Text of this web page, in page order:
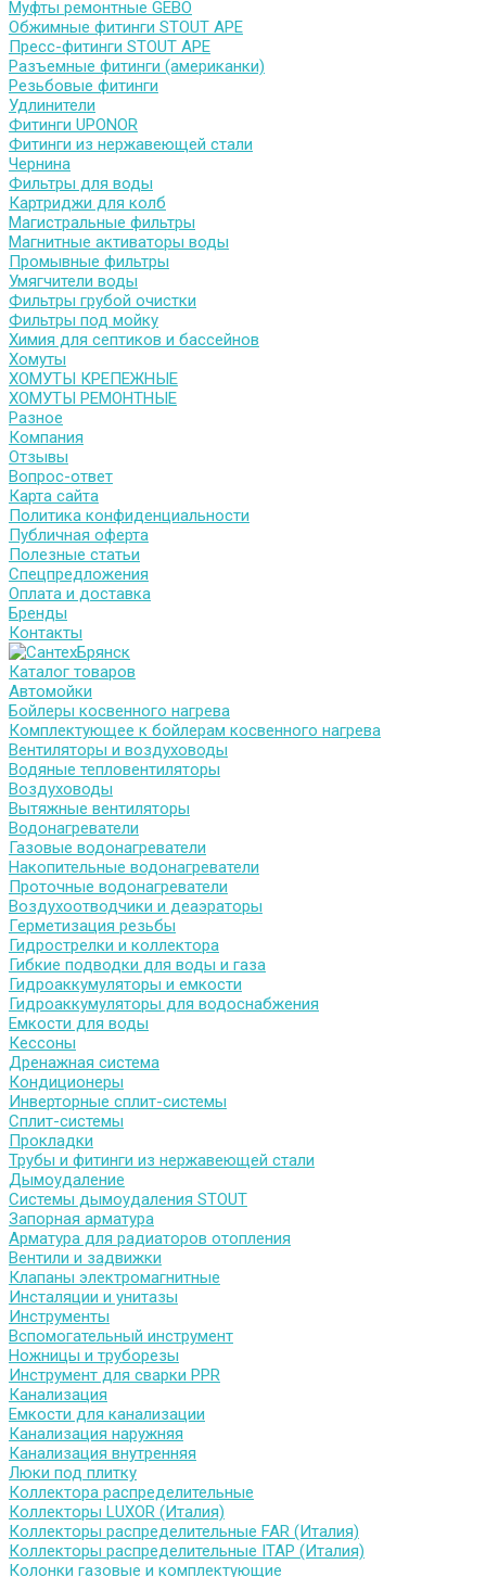
Муфты ремонтные GEBO
Обжимные фитинги STOUT APE
Пресс-фитинги STOUT APE
Разъемные фитинги (американки)
Резьбовые фитинги
Удлинители
Фитинги UPONOR
Фитинги из нержавеющей стали
Чернина
Фильтры для воды
Картриджи для колб
Магистральные фильтры
Магнитные активаторы воды
Промывные фильтры
Умягчители воды
Фильтры грубой очистки
Фильтры под мойку
Химия для септиков и бассейнов
Хомуты
ХОМУТЫ КРЕПЕЖНЫЕ
ХОМУТЫ РЕМОНТНЫЕ
Разное
Компания
Отзывы
Вопрос-ответ
Карта сайта
Политика конфиденциальности
Публичная оферта
Полезные статьи
Спецпредложения
Оплата и доставка
Бренды
Контакты
Каталог товаров
Автомойки
Бойлеры косвенного нагрева
Комплектующее к бойлерам косвенного нагрева
Вентиляторы и воздуховоды
Водяные тепловентиляторы
Воздуховоды
Вытяжные вентиляторы
Водонагреватели
Газовые водонагреватели
Накопительные водонагреватели
Проточные водонагреватели
Воздухоотводчики и деаэраторы
Герметизация резьбы
Гидрострелки и коллектора
Гибкие подводки для воды и газа
Гидроаккумуляторы и емкости
Гидроаккумуляторы для водоснабжения
Емкости для воды
Кессоны
Дренажная система
Кондиционеры
Инверторные сплит-системы
Сплит-системы
Прокладки
Трубы и фитинги из нержавеющей стали
Дымоудаление
Системы дымоудаления STOUT
Запорная арматура
Арматура для радиаторов отопления
Вентили и задвижки
Клапаны электромагнитные
Инсталяции и унитазы
Инструменты
Вспомогательный инструмент
Ножницы и труборезы
Инструмент для сварки PPR
Канализация
Емкости для канализации
Канализация наружняя
Канализация внутренняя
Люки под плитку
Коллектора распределительные
Коллекторы LUXOR (Италия)
Коллекторы распределительные FAR (Италия)
Коллекторы распределительные ITAP (Италия)
Колонки газовые и комплектующие